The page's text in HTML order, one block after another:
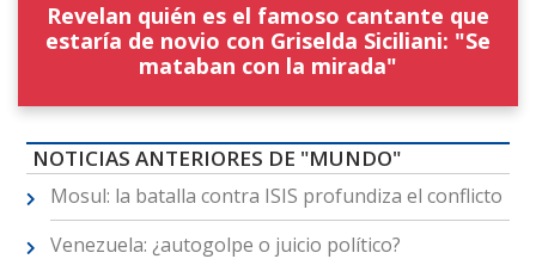
Revelan quién es el famoso cantante que
estaría de novio con Griselda Siciliani: "Se
mataban con la mirada"
NOTICIAS ANTERIORES DE "MUNDO"
Mosul: la batalla contra ISIS profundiza el conflicto
Venezuela: ¿autogolpe o juicio político?